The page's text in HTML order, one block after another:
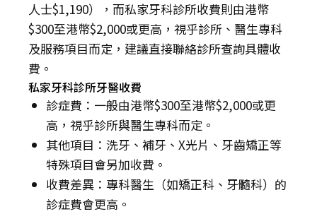
人士$1,190），而私家牙科診所收費則由港幣
$300至港幣$2,000或更高，視乎診所、醫生專科
及服務項目而定，建議直接聯絡診所查詢具體收
費。
私家牙科診所牙醫收費
診症費：一般由港幣$300至港幣$2,000或更
高，視乎診所與醫生專科而定。
其他項目：洗牙、補牙、X光片、牙齒矯正等
特殊項目會另加收費。
收費差異：專科醫生（如矯正科、牙髓科）的
診症費會更高。